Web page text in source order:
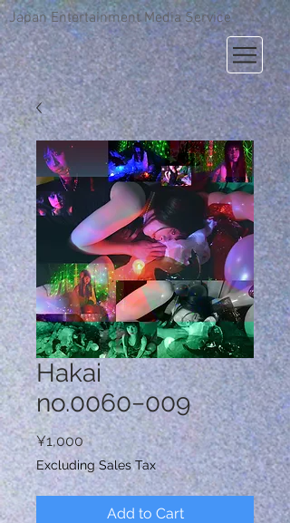
Japan Entertainment Media Service
Hakai
no.0060−009
¥1,000Price
Excluding Sales Tax
Add to Cart